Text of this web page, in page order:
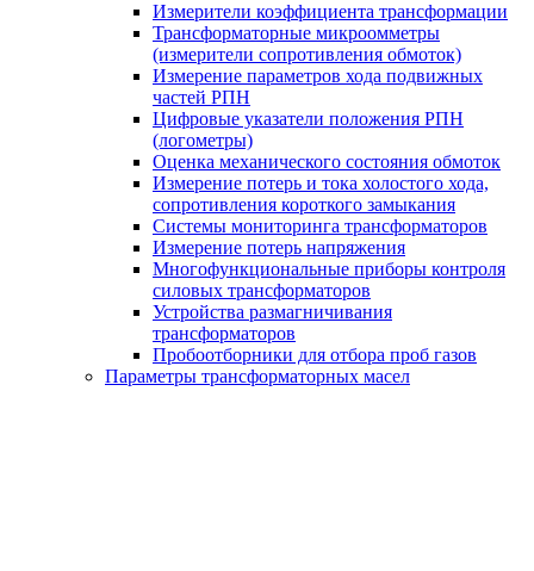
Измерители коэффициента трансформации
Трансформаторные микроомметры
(измерители сопротивления обмоток)
Измерение параметров хода подвижных
частей РПН
Цифровые указатели положения РПН
(логометры)
Оценка механического состояния обмоток
Измерение потерь и тока холостого хода,
сопротивления короткого замыкания
Системы мониторинга трансформаторов
Измерение потерь напряжения
Многофункциональные приборы контроля
силовых трансформаторов
Устройства размагничивания
трансформаторов
Пробоотборники для отбора проб газов
Параметры трансформаторных масел